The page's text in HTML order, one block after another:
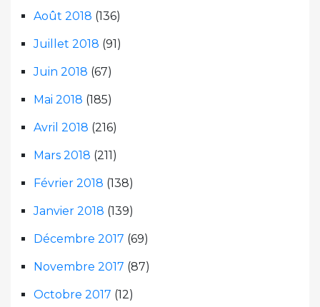
Août 2018 (136)
Juillet 2018 (91)
Juin 2018 (67)
Mai 2018 (185)
Avril 2018 (216)
Mars 2018 (211)
Février 2018 (138)
Janvier 2018 (139)
Décembre 2017 (69)
Novembre 2017 (87)
Octobre 2017 (12)